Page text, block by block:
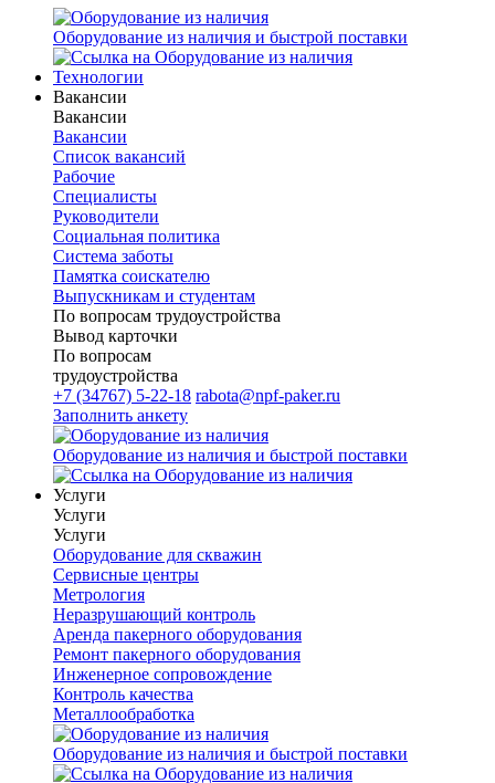
Оборудование из наличия и быстрой поставки
Технологии
Вакансии
Вакансии
Вакансии
Список вакансий
Рабочие
Специалисты
Руководители
Cоциальная политика
Система заботы
Памятка соискателю
Выпускникам и студентам
По вопросам трудоустройства
Вывод карточки
По вопросам
трудоустройства
+7 (34767) 5-22-18 rabota@npf-paker.ru
Заполнить анкету
Оборудование из наличия и быстрой поставки
Услуги
Услуги
Услуги
Оборудование для скважин
Сервисные центры
Метрология
Неразрушающий контроль
Аренда пакерного оборудования
Ремонт пакерного оборудования
Инженерное сопровождение
Контроль качества
Металлообработка
Оборудование из наличия и быстрой поставки